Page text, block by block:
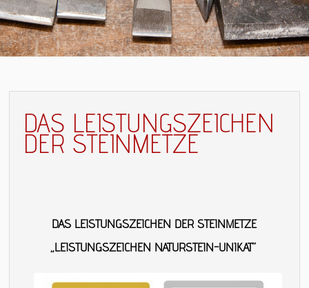
DAS LEISTUNGSZEICHEN
DER STEINMETZE
DAS LEISTUNGSZEICHEN DER STEINMETZE
„LEISTUNGSZEICHEN NATURSTEIN-UNIKAT“